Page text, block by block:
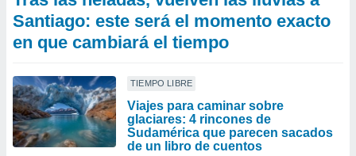
Santiago: este será el momento exacto
en que cambiará el tiempo
TIEMPO LIBRE
Viajes para caminar sobre
glaciares: 4 rincones de
Sudamérica que parecen sacados
de un libro de cuentos